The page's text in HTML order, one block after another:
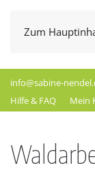
Zum
info@sabine-
Hilfe & FAQ
Mein